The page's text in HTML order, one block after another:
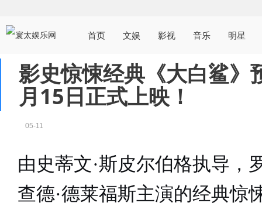
首页 文娱 影视 音乐 明星
影史惊悚经典《大白鲨》
月15日正式上映！
05-11
由史蒂文·斯皮尔伯格执导，
查德·德莱福斯主演的经典惊